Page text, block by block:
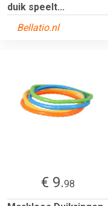
duik speelt...
Bellatio.nl
€ 9.98